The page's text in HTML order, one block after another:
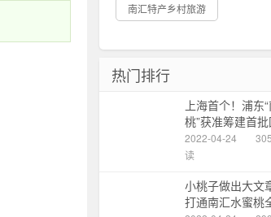
南汇特产乡村旅游
热门排行
上海首个！浦东
桃”获准筹建首
标志产品保护示
2022-04-24
读
小桃子做出大文
打通南汇水蜜桃